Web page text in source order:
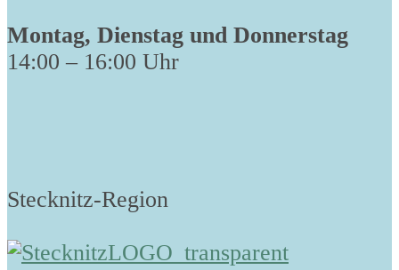
Montag, Dienstag und Donnerstag
14:00 – 16:00 Uhr
Stecknitz-Region